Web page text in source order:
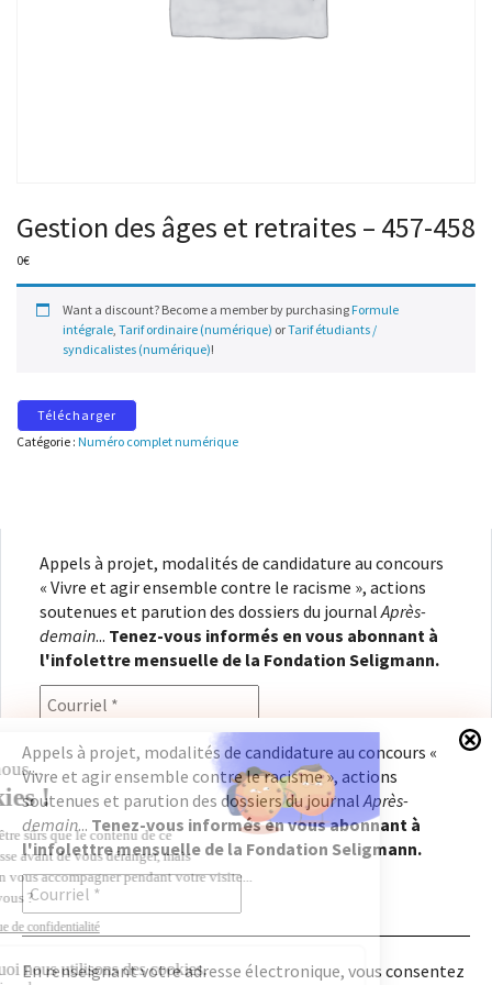
Gestion des âges et retraites – 457-458
0€
Want a discount? Become a member by purchasing Formule
intégrale, Tarif ordinaire (numérique) orTarif étudiants /
syndicalistes (numérique)!
Télécharger
Catégorie : Numéro complet numérique
Appels à projet, modalités de candidature au concours
« Vivre et agir ensemble contre le racisme », actions
soutenues et parution des dossiers du journal Après-
demain... Tenez-vous informés en vous abonnant à
l'infolettre mensuelle de la Fondation Seligmann.
En renseignant votre adresse électronique, vous
consentez à recevoir l'infolettre de la Fondation
Seligmann, conformément à notrepolitique de
confidentialité. Il vous sera possible de vous
désabonner à tout moment.
Appels à projet, modalités de candidature au concours «
Vivre et agir ensemble contre le racisme », actions
soutenues et parution des dossiers du journalAprès-
demain... Tenez-vous informés en vous abonnant à
l'infolettre mensuelle de la Fondation Seligmann.
En renseignant votre adresse électronique, vous consentez